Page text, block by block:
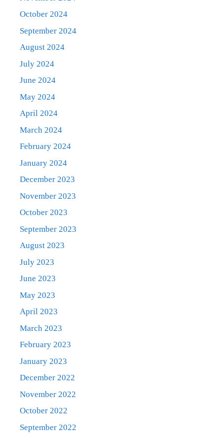
October 2024
September 2024
August 2024
July 2024
June 2024
May 2024
April 2024
March 2024
February 2024
January 2024
December 2023
November 2023
October 2023
September 2023
August 2023
July 2023
June 2023
May 2023
April 2023
March 2023
February 2023
January 2023
December 2022
November 2022
October 2022
September 2022